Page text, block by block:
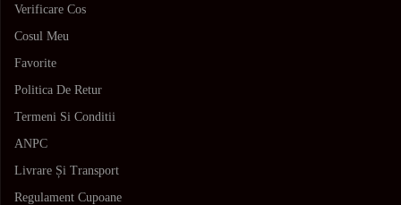
Verificare Cos
Cosul Meu
Favorite
Politica De Retur
Termeni Si Conditii
ANPC
Livrare Și Transport
Regulament Cupoane